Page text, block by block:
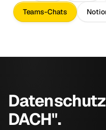
Teams-Chats
DACH".